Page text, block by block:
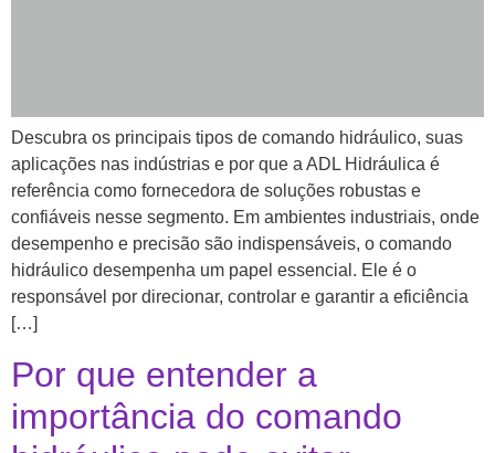
Descubra os principais tipos de comando hidráulico, suas
aplicações nas indústrias e por que a ADL Hidráulica é
referência como fornecedora de soluções robustas e
confiáveis nesse segmento. Em ambientes industriais, onde
desempenho e precisão são indispensáveis, o comando
hidráulico desempenha um papel essencial. Ele é o
responsável por direcionar, controlar e garantir a eficiência
[…]
Por que entender a
importância do comando